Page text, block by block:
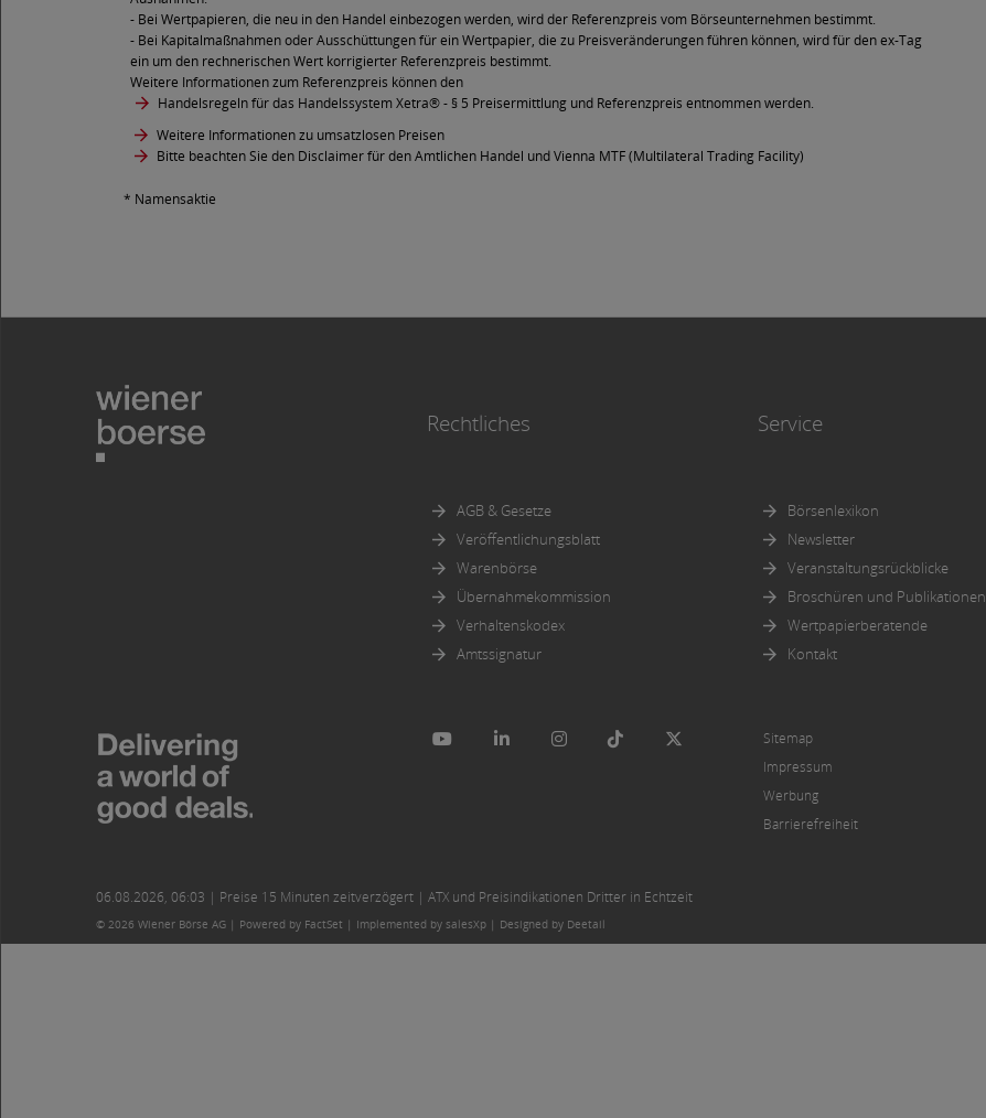
- Bei Wertpapieren, die neu in den Handel einbezogen werden, wird der Referenzpreis vom Börseunternehmen bestimmt.
- Bei Kapitalmaßnahmen oder Ausschüttungen für ein Wertpapier, die zu Preisveränderungen führen können, wird für den ex-Tag
ein um den rechnerischen Wert korrigierter Referenzpreis bestimmt.
Weitere Informationen zum Referenzpreis können den
Handelsregeln für das Handelssystem Xetra®- § 5 Preisermittlung und Referenzpreis entnommen werden.
Weitere Informationen zu umsatzlosen Preisen
Bitte beachten Sie den Disclaimer für den Amtlichen Handel und Vienna MTF (Multilateral Trading Facility)
* Namensaktie
Rechtliches
AGB & Gesetze
Veröffentlichungsblatt
Warenbörse
Übernahmekommission
Verhaltenskodex
Amtssignatur
Service
Börsenlexikon
Newsletter
Veranstaltungsrückblicke
Broschüren und Publikationen
Wertpapierberatende
Kontakt
Sitemap
Impressum
Werbung
Barrierefreiheit
06.08.2026, 06:03 | Preise 15 Minuten zeitverzögert | ATX und Preisindikationen Dritter in Echtzeit
© 2026 Wiener Börse AG | Powered by FactSet | Implemented by salesXp | Designed by Deetail